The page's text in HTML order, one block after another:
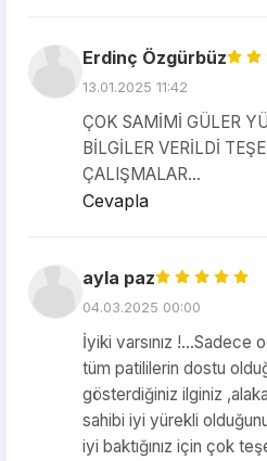
Erdinç Özgürbüz
13.01.2025 11:42
ÇOK SAMİMİ GÜLER
BİLGİLER VERİLDİ
ÇALIŞMALAR...
Cevapla
ayla paz
04.03.2025 00:00
İyiki varsınız !…Sadece
tüm patililerin dostu
gösterdiğiniz ilginiz
sahibi iyi yürekli
iyi baktığınız için çok